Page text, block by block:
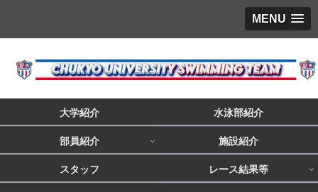
MENU
大学紹介 水泳部紹介
部員紹介 施設紹介
スタッフ レース結果等